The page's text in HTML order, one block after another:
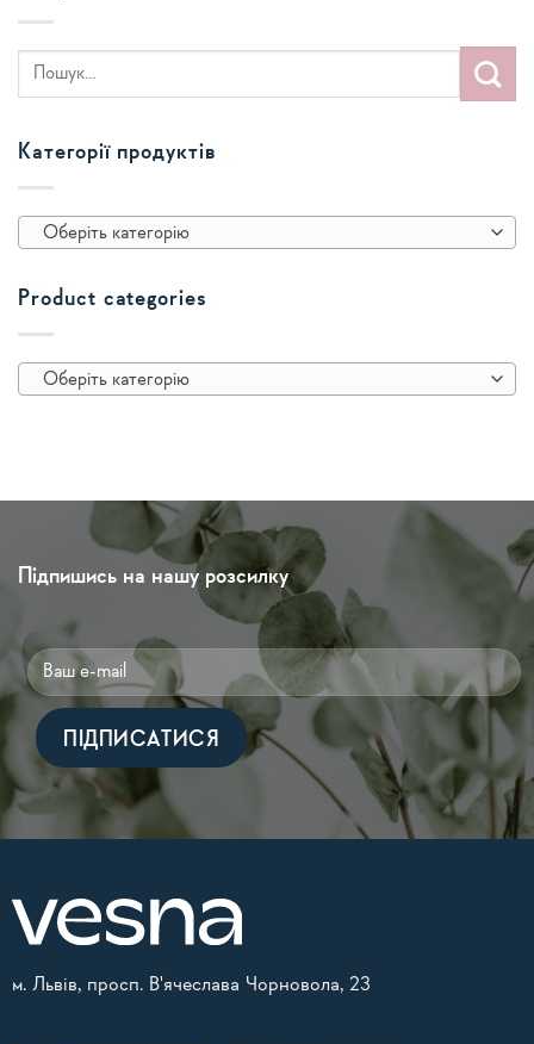
Категорії продуктів
Оберіть категорію
Product categories
Оберіть категорію
Підпишись на нашу розсилку
Alternative:
м. Львів, просп. В'ячеслава Чорновола, 23